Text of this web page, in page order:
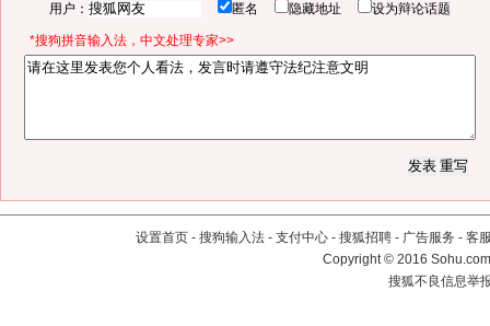
用户： 匿名 隐藏地址 设为辩论话题
*搜狗拼音输入法，中文处理专家>>
设置首页 - 搜狗输入法 - 支付中心 - 搜狐招聘 - 广告服务 - 客
Copyright©2016
搜狐不良信息举